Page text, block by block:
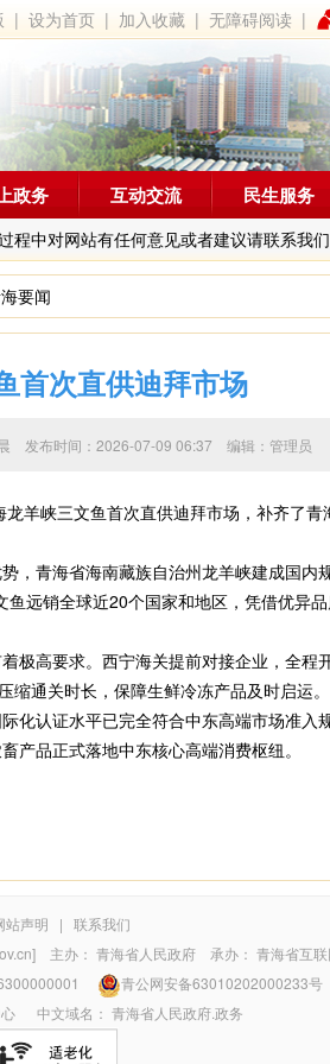
|设为首页 | 加入收藏 |无障碍阅读 |
中对网站有任何意见或者建议请联系我们
政务 互动交流 民生服务
要闻
首次直供迪拜市场
发布时间：2026-07-09 06:37 编辑：管理
峡三文鱼首次直供迪拜市场，补齐了青
青海省海南藏族自治州龙羊峡建成国内
远销全球近20个国家和地区，凭借优异
高要求。西宁海关提前对接企业，全程
通关时长，保障生鲜冷冻产品及时启运。
认证水平已完全符合中东高端市场准入
产品正式落地中东核心高端消费枢纽。
站声明 | 联系我们
主办： 青海省人民政府 承办： 青海省互
青公网安备63010202000233号
中文域名： 青海省人民政府.政务